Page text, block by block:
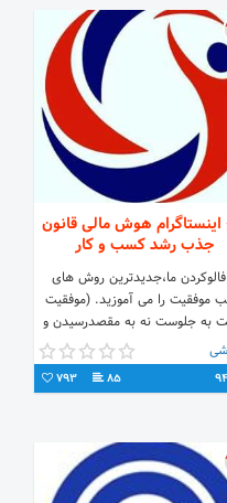
اینستاگرام هوش مالی قانون
جذب رشد کسب و کار
فالوکردن ما،جدیدترین روش های
موفقیت را می آموزید. (موفقیت
به جلوست نه به مقصدرسیدن و
شما تقصیرشما نیست! بلکه
مسؤلیت شماست-)
85
793